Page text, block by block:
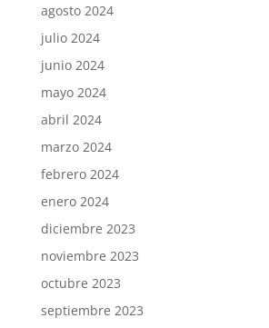
agosto 2024
julio 2024
junio 2024
mayo 2024
abril 2024
marzo 2024
febrero 2024
enero 2024
diciembre 2023
noviembre 2023
octubre 2023
septiembre 2023